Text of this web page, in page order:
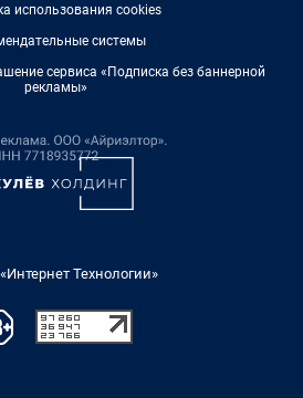
использования cookies
системы
сервиса «Подписка без баннерной
рекламы»
Технологии»